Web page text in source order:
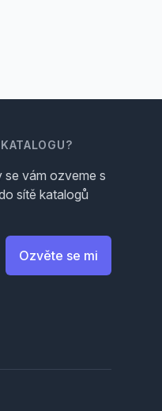
se vám ozveme s
sítě katalogů
Ozvěte se mi